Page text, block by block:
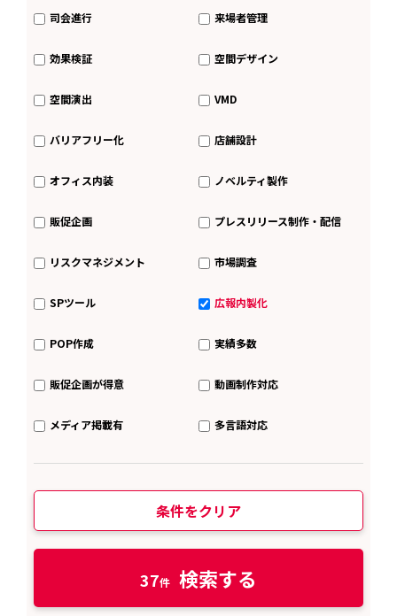
司会進行 来場者管理
効果検証 空間デザイン
空間演出 VMD
バリアフリー化 店舗設計
オフィス内装 ノベルティ製作
販促企画 プレスリリース制作・配信
リスクマネジメント 市場調査
SPツール 広報内製化
POP作成 実績多数
販促企画が得意 動画制作対応
メディア掲載有 多言語対応
条件をクリア
37 検索する